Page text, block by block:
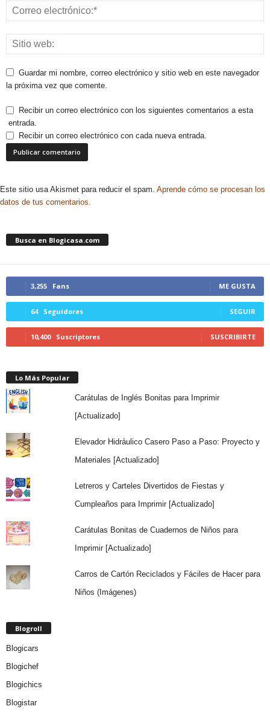
Guardar mi nombre, correo electrónico y sitio web en este navegador
la próxima vez que comente.
Recibir un correo electrónico con los siguientes comentarios a esta
entrada.
Recibir un correo electrónico con cada nueva entrada.
Este sitio usa Akismet para reducir el spam. Aprende cómo se procesan los
datos de tus comentarios.
Busca en Blogicasa.com
3,255 Fans ME GUSTA
64 Seguidores SEGUIR
10,400 Suscriptores SUSCRIBIRTE
Lo Más Popular
Carátulas de Inglés Bonitas para Imprimir
[Actualizado]
Elevador Hidráulico Casero Paso a Paso: Proyecto y
Materiales [Actualizado]
Letreros y Carteles Divertidos de Fiestas y
Cumpleaños para Imprimir [Actualizado]
Carátulas Bonitas de Cuadernos de Niños para
Imprimir [Actualizado]
Carros de Cartón Reciclados y Fáciles de Hacer para
Niños (Imágenes)
Blogroll
Blogicars
Blogichef
Blogichics
Blogistar